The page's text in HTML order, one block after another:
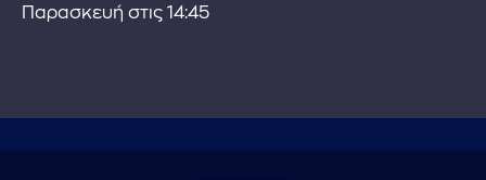
Παρασκευή στις 14:45